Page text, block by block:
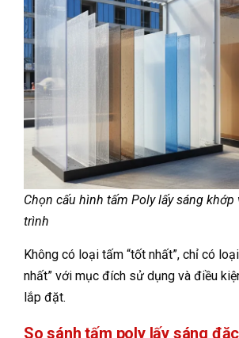
Chọn cấu hình tấm Poly lấy sáng
trình
Không có loại tấm “tốt nhất”, chỉ có
nhất” với mục đích sử dụng và điều
lắp đặt.
So sánh tấm poly lấy sáng